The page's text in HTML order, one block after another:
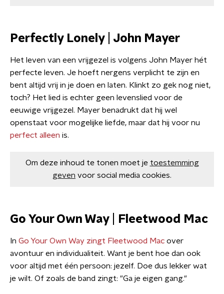
Perfectly Lonely | John Mayer
Het leven van een vrijgezel is volgens John Mayer hét
perfecte leven. Je hoeft nergens verplicht te zijn en
bent altijd vrij in je doen en laten. Klinkt zo gek nog niet,
toch? Het lied is echter geen levenslied voor de
eeuwige vrijgezel. Mayer benadrukt dat hij wel
openstaat voor mogelijke liefde, maar dat hij voor nu
perfect alleen is.
Om deze inhoud te tonen moet je toestemming
geven voor social media cookies.
Go Your Own Way | Fleetwood Mac
In Go Your Own Way zingt Fleetwood Mac over
avontuur en individualiteit. Want je bent hoe dan ook
voor altijd met één persoon: jezelf. Doe dus lekker wat
je wilt. Of zoals de band zingt: "Ga je eigen gang."